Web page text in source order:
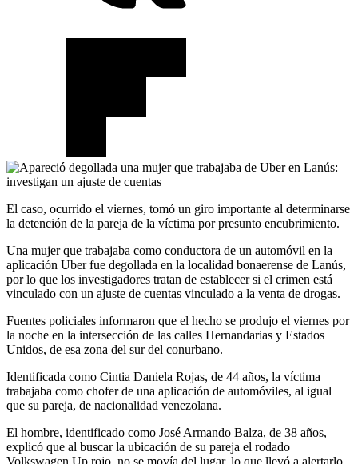
El caso, ocurrido el viernes, tomó un giro importante al determinarse
la detención de la pareja de la víctima por presunto encubrimiento.
Una mujer que trabajaba como conductora de un automóvil en la
aplicación Uber fue degollada en la localidad bonaerense de Lanús,
por lo que los investigadores tratan de establecer si el crimen está
vinculado con un ajuste de cuentas vinculado a la venta de drogas.
Fuentes policiales informaron que el hecho se produjo el viernes por
la noche en la intersección de las calles Hernandarias y Estados
Unidos, de esa zona del sur del conurbano.
Identificada como Cintia Daniela Rojas, de 44 años, la víctima
trabajaba como chofer de una aplicación de automóviles, al igual
que su pareja, de nacionalidad venezolana.
El hombre, identificado como José Armando Balza, de 38 años,
explicó que al buscar la ubicación de su pareja el rodado
Volkswagen Up rojo, no se movía del lugar, lo que llevó a alertarlo.